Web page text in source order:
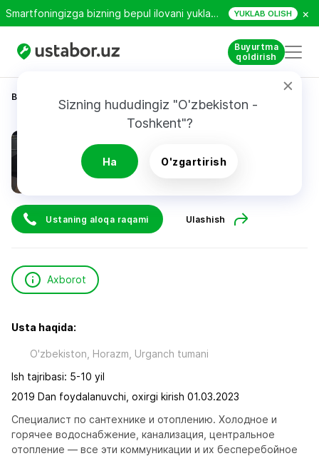
Smartfoningizga bizning bepul ilovani yuklab oling! YUKLAB OLISH ×
Buyurtma
qoldirish
Sizning hududingiz "O'zbekiston -
Toshkent"?
Ha O'zgartirish
Bosh sahifa
Ustaning aloqa raqami Ulashish
Axborot
Usta haqida:
O'zbekiston, Horazm, Urganch tumani
Ish tajribasi: 5-10 yil
2019 Dan foydalanuvchi, oxirgi kirish 01.03.2023
Специалист по сантехнике и отоплению. Холодное и
горячее водоснабжение, канализация, центральное
отопление — все эти коммуникации и их бесперебойное